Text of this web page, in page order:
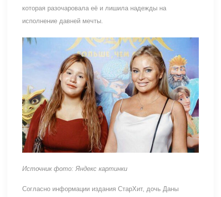
которая разочаровала её и лишила надежды на
исполнение давней мечты.
Источник фото: Яндекс картинки
Согласно информации издания СтарХит, дочь Даны